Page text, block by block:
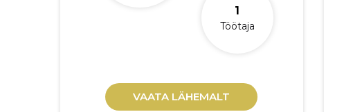
1
Töötaja
VAATA LÄHEMALT